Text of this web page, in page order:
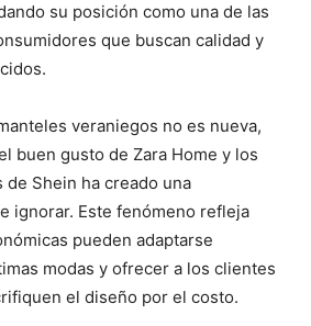
su posición como una de las
que buscan calidad y
veraniegos no es nueva,
buen gusto de Zara Home y los
Shein ha creado una
ignorar. Este fenómeno refleja
pueden adaptarse
modas y ofrecer a los clientes
el diseño por el costo.